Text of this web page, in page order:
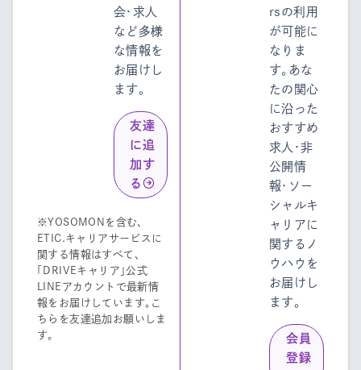
会・求人
など多様
な情報を
お届けし
ます。
友達
に追
加す
る
※YOSOMONを含む、
ETIC.キャリアサービスに
関する情報はすべて、
「DRIVEキャリア」公式
LINEアカウントで最新情
報をお届けしています。こ
ちらを友達追加お願いしま
す。
rsの利用
が可能に
なりま
す。あな
たの関心
に沿った
おすすめ
求人・非
公開情
報・ソー
シャルキ
ャリアに
関するノ
ウハウを
お届けし
ます。
会員
登録